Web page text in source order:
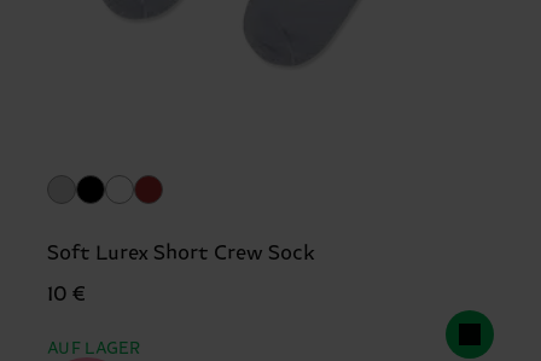
Soft Lurex Short Crew Sock
10 €
AUF LAGER